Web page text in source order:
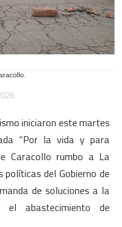
iniciaron este martes
“Por la vida y para
Caracollo rumbo a La
del Gobierno de
de soluciones a la
el abastecimiento de